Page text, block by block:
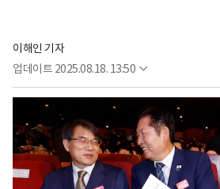
이해인 기자
업데이트 2025.08.18. 13:50